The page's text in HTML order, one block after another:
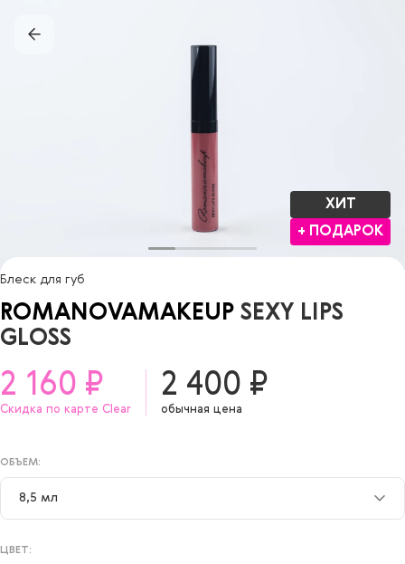
ХИТ
+ ПОДАРОК
Блеск для губ
ROMANOVAMAKEUP SEXY LIPS
GLOSS
ОБЪЕМ:
8,5 мл
8,5 мл
ЦВЕТ:
2 160 ₽
Скидка по карте Clear
2 400 ₽
обычная цена